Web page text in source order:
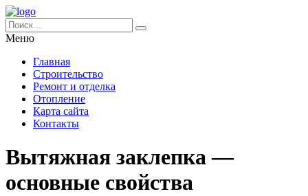
Меню
Главная
Строительство
Ремонт и отделка
Отопление
Карта сайта
Контакты
Вытяжная заклепка —
основные свойства